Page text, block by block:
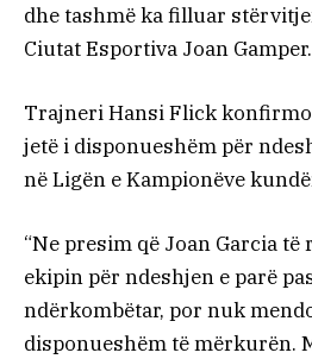
dhe tashmë ka filluar
Ciutat Esportiva Joan Gamper.
Trajneri Hansi Flick
jetë i disponueshëm për
në Ligën e Kampionëve
“Ne presim që Joan Garcia
ekipin për ndeshjen e parë
ndërkombëtar, por nuk
disponueshëm të mërkurën.